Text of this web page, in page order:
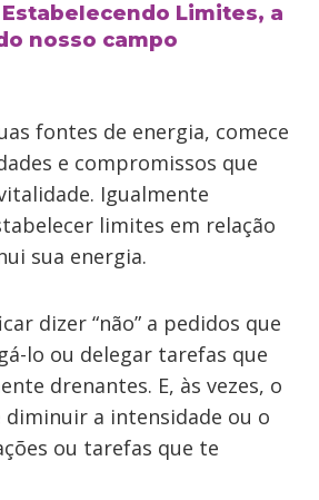
Limites, a
nosso campo
fontes de energia, comece
e compromissos que
Igualmente
limites em relação
sua energia.
dizer “não” a pedidos que
lo ou delegar tarefas que
drenantes. E, às vezes, o
diminuir a intensidade ou o
ou tarefas que te